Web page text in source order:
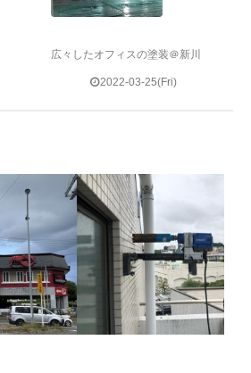
広々したオフィスの塗装＠新川
2022-03-25(Fri)